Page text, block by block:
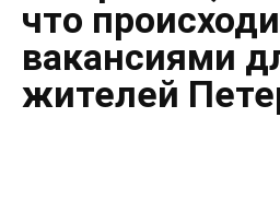
что
вакансиями
жителей